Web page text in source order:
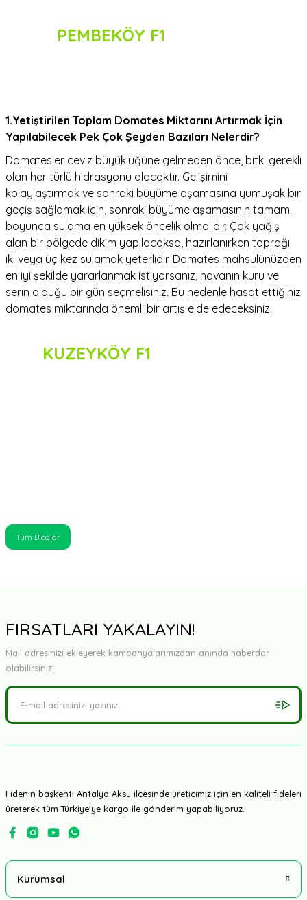
PEMBEKÖY F1
1.Yetiştirilen Toplam Domates Miktarını Artırmak İçin
Yapılabilecek Pek Çok Şeyden Bazıları Nelerdir?
Domatesler ceviz büyüklüğüne gelmeden önce, bitki gerekli
olan her türlü hidrasyonu alacaktır. Gelişimini
kolaylaştırmak ve sonraki büyüme aşamasına yumuşak bir
geçiş sağlamak için, sonraki büyüme aşamasının tamamı
boyunca sulama en yüksek öncelik olmalıdır. Çok yağış
alan bir bölgede dikim yapılacaksa, hazırlanırken toprağı
iki veya üç kez sulamak yeterlidir. Domates mahsulünüzden
en iyi şekilde yararlanmak istiyorsanız, havanın kuru ve
serin olduğu bir gün seçmelisiniz. Bu nedenle hasat ettiğiniz
domates miktarında önemli bir artış elde edeceksiniz.
KUZEYKÖY F1
Tüm Bloglar
FIRSATLARI YAKALAYIN!
Mail adresinizi ekleyerek kampanyalarımızdan anında haberdar
olabilirsiniz.
Fidenin başkenti Antalya Aksu ilçesinde üreticimiz için en kaliteli fideleri
üreterek tüm Türkiye'ye kargo ile gönderim yapabiliyoruz.
Kurumsal